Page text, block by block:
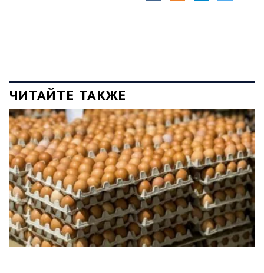
ЧИТАЙТЕ ТАКЖЕ